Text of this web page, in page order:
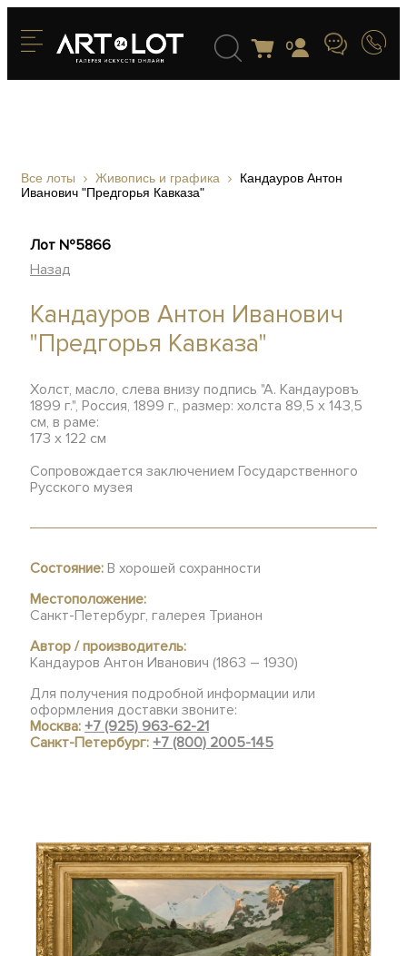
0
Все лоты Живопись и графика
Кандауров Антон
Иванович "Предгорья Кавказа"
Лот №5866
Назад
Кандауров Антон Иванович
"Предгорья Кавказа"
Холст, масло, слева внизу подпись "А. Кандауровъ
1899 г.", Россия, 1899 г., размер: холста 89,5 х 143,5
см, в раме:
173 х 122 см
Сопровождается заключением Государственного
Русского музея
Состояние: В хорошей сохранности
Местоположение:
Санкт-Петербург, галерея Трианон
Автор / производитель:
Кандауров Антон Иванович (1863 – 1930)
Для получения подробной информации или
оформления доставки звоните:
Москва:+7 (925) 963-62-21
Санкт-Петербург:+7 (800) 2005-145